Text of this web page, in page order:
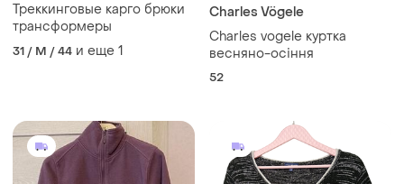
Треккинговые карго брюки
трансформеры
31 / M / 44 и еще 1
Charles Vögele
Charles vogele куртка
весняно-осіння
52